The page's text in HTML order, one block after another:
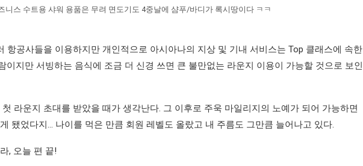
니스 수트용 샤워 용품은 무려 면도기도 4중날에 샴푸/바디가 록시땅이다 ㅋㅋ
항공사들을 이용하지만 개인적으로 아시아나의 지상 및 기내 서비스는 Top 클래스에 속한
이지만 서빙하는 음식에 조금 더 신경 쓰면 큰 불만없는 라운지 이용이 가능할 것으로 보인
라운지 초대를 받았을 때가 생각난다. 그 이후로 주욱 마일리지의 노예가 되어 가능하면
됐었다지… 나이를 먹은 만큼 회원 레벨도 올랐고 내 주름도 그만큼 늘어나고 있다.
, 오늘 편 끝!